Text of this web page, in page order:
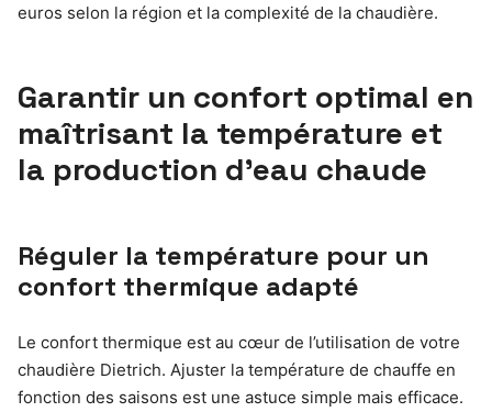
euros selon la région et la complexité de la chaudière.
Garantir un confort optimal en
maîtrisant la température et
la production d’eau chaude
Réguler la température pour un
confort thermique adapté
Le confort thermique est au cœur de l’utilisation de votre
chaudière Dietrich. Ajuster la température de chauffe en
fonction des saisons est une astuce simple mais efficace.